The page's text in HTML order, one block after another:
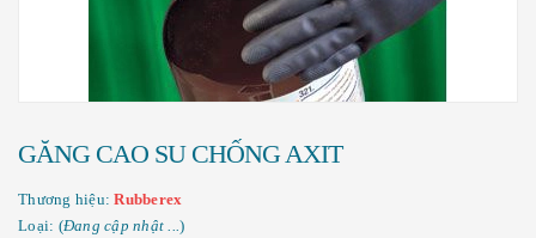
GĂNG CAO SU CHỐNG AXIT
Thương hiệu:Rubberex
Loại: (Đang cập nhật ...)